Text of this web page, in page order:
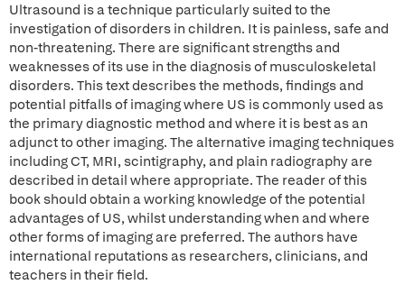
Ultrasound is a technique particularly suited to the
investigation of disorders in children. It is painless, safe and
non-threatening. There are significant strengths and
weaknesses of its use in the diagnosis of musculoskeletal
disorders. This text describes the methods, findings and
potential pitfalls of imaging where US is commonly used as
the primary diagnostic method and where it is best as an
adjunct to other imaging. The alternative imaging techniques
including CT, MRI, scintigraphy, and plain radiography are
described in detail where appropriate. The reader of this
book should obtain a working knowledge of the potential
advantages of US, whilst understanding when and where
other forms of imaging are preferred. The authors have
international reputations as researchers, clinicians, and
teachers in their field.